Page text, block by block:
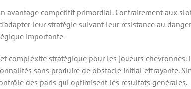
avantage compétitif primordial. Contrairement aux
leur stratégie suivant leur résistance au
importante.
complexité stratégique pour les joueurs chevronnés.
sans produire de obstacle initial effrayante.
des paris qui optimisent les résultats générales.